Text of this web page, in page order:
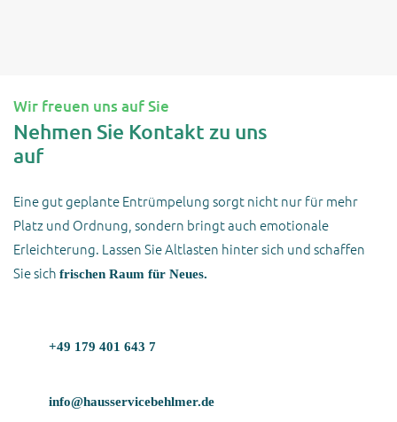
Wir freuen uns auf Sie
Nehmen Sie Kontakt zu uns
auf
Eine gut geplante Entrümpelung sorgt nicht nur für mehr
Platz und Ordnung, sondern bringt auch emotionale
Erleichterung. Lassen Sie Altlasten hinter sich und schaffen
Sie sich frischen Raum für Neues.
+49 179 401 643 7
info@hausservicebehlmer.de